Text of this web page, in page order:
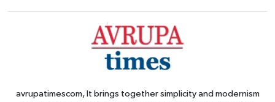
avrupatimescom, It brings together simplicity and modernism